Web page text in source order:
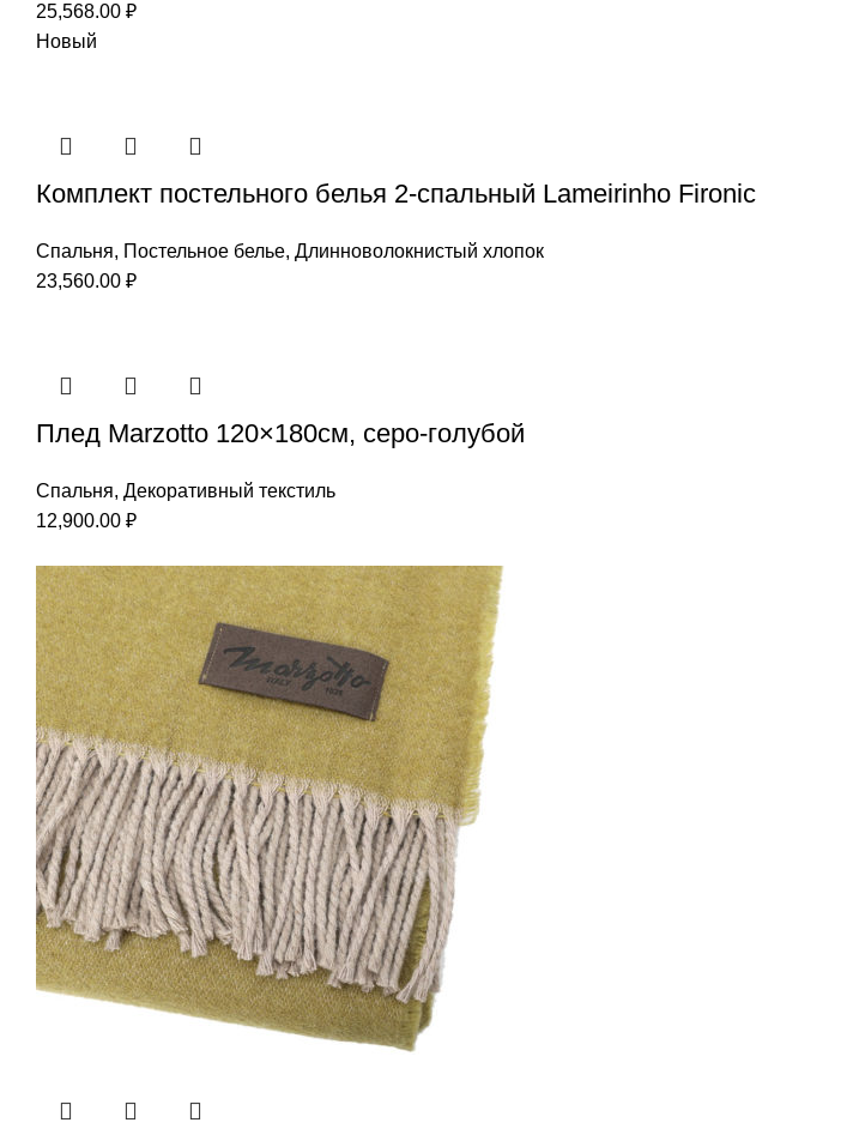
25,568.00 ₽
Новый
Комплект постельного белья 2-спальный Lameirinho Fironic
Спальня, Постельное белье, Длинноволокнистый хлопок
23,560.00 ₽
Плед Marzotto 120×180см, серо-голубой
Спальня, Декоративный текстиль
12,900.00 ₽